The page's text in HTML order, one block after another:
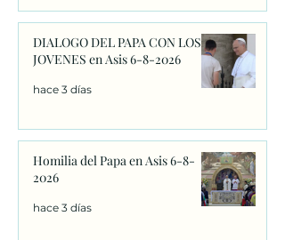
DIALOGO DEL PAPA CON LOS
JOVENES en Asis 6-8-2026
hace 3 días
Homilia del Papa en Asis 6-8-
2026
hace 3 días